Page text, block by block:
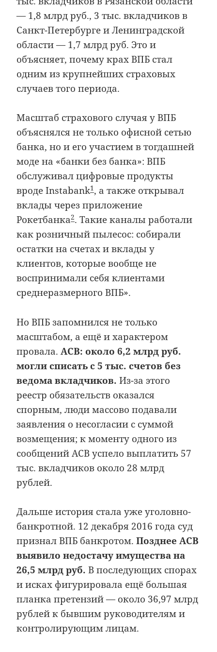
— 1,8 млрд руб., 3 тыс. вкладчиков в
Санкт-Петербурге и Ленинградской
области — 1,7 млрд руб. Это и
объясняет, почему крах ВПБ стал
одним из крупнейших страховых
случаев того периода.
Масштаб страхового случая у ВПБ
объяснялся не только офисной сетью
банка, но и его участием в тогдашней
моде на «банки без банка»: ВПБ
обслуживал цифровые продукты
вроде Instabank1 , а также открывал
вклады через приложение
Рокетбанка2. Такие каналы работали
как розничный пылесос: собирали
остатки на счетах и вклады у
клиентов, которые вообще не
воспринимали себя клиентами
среднеразмерного ВПБ».
Но ВПБ запомнился не только
масштабом, а ещё и характером
провала.АСВ: около 6,2 млрд руб.
могли списать с 5 тыс. счетов без
ведома вкладчиков. Из-за этого
реестр обязательств оказался
спорным, люди массово подавали
заявления о несогласии с суммой
возмещения; к моменту одного из
сообщений АСВ успело выплатить 57
тыс. вкладчиков около 28 млрд
рублей.
Дальше история стала уже уголовно-
банкротной. 12 декабря 2016 года суд
признал ВПБ банкротом.Позднее АСВ
выявило недостачу имущества на
26,5 млрд руб. В последующих спорах
и исках фигурировала ещё большая
планка претензий — около 36,97 млрд
рублей к бывшим руководителям и
контролирующим лицам.